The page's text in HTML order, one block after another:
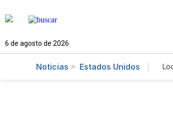
6 de agosto de 2026
Noticias Estados Unidos